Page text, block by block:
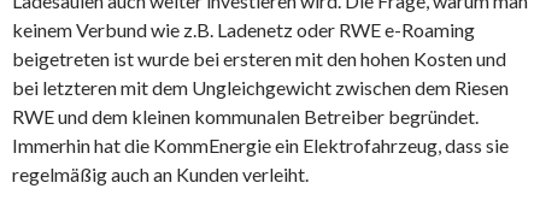
keinem Verbund wie z.B. Ladenetz oder RWE e-Roaming
beigetreten ist wurde bei ersteren mit den hohen Kosten und
bei letzteren mit dem Ungleichgewicht zwischen dem Riesen
RWE und dem kleinen kommunalen Betreiber begründet.
Immerhin hat die KommEnergie ein Elektrofahrzeug, dass sie
regelmäßig auch an Kunden verleiht.